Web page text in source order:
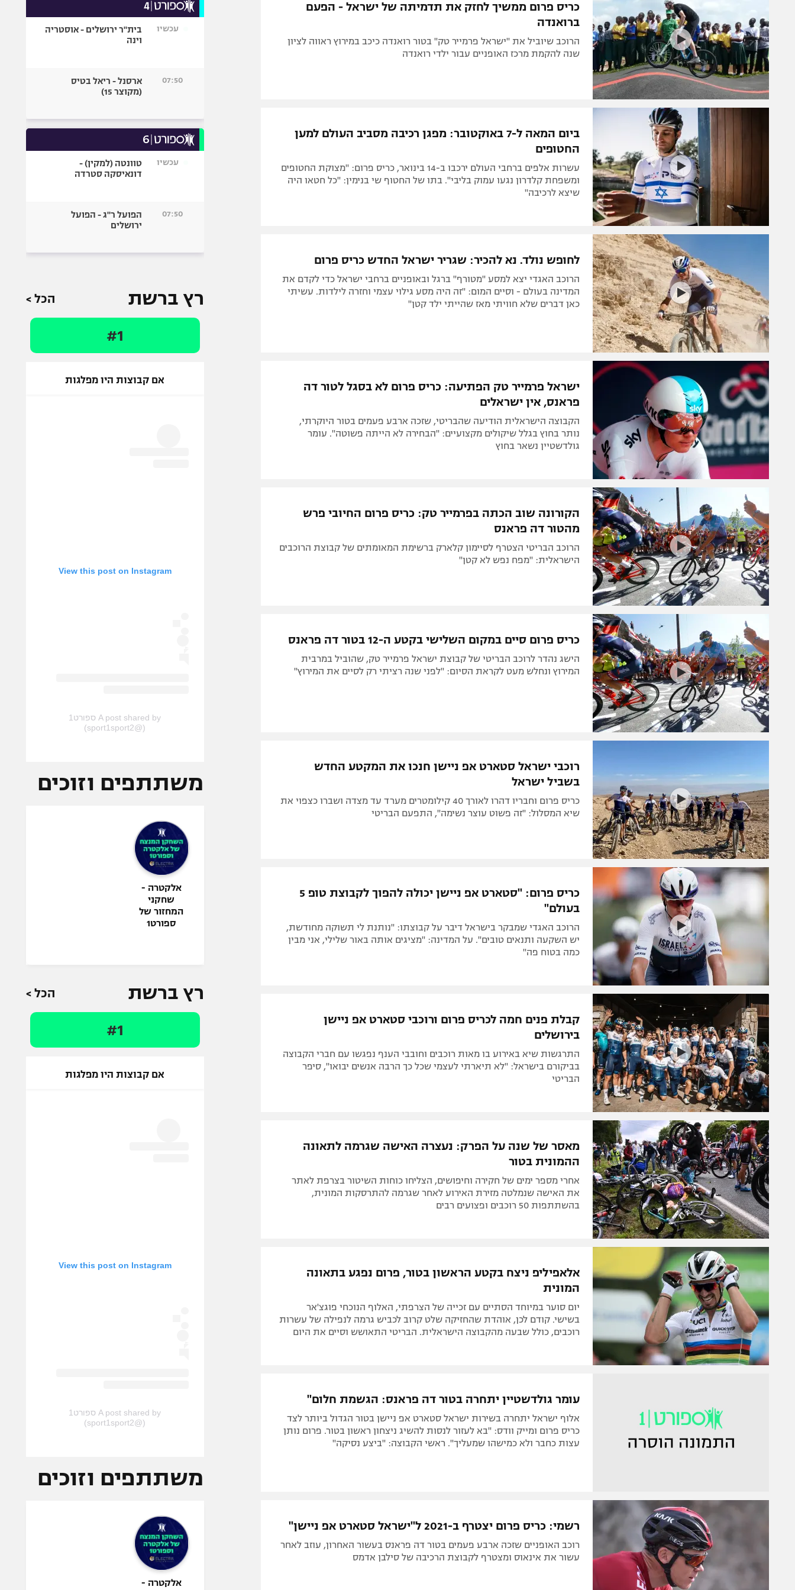
כריס פרום ממשיך לחזק את תדמיתה של ישראל - הפעם
ברואנדה
הרוכב שיוביל את "ישראל פרמייר טק" בטור רואנדה כיכב במירוץ ראווה לציון
שנה להקמת מרכז האופניים עבור ילדי רואנדה
ביום המאה ל-7 באוקטובר: מפגן רכיבה מסביב העולם למען
החטופים
עשרות אלפים ברחבי העולם ירכבו ב-14 בינואר, כריס פרום: "מצוקת החטופים
ומשפחת קלדרון נגעו עמוק בליבי". בתו של החטוף שי בנימין: "כל חטאו היה
שיצא לרכיבה"
‎הרוכב האגדי יצא למסע "מטורף" ברגל ובאופניים ברחבי ישראל כדי לקדם את
המדינה בעולם - וסיים המום: ‎"זה היה מסע גילוי עצמי וחזרה לילדות. עשיתי
כאן דברים שלא חוויתי מאז שהייתי ילד קטן"
ישראל פרמייר טק הפתיעה: כריס פרום לא בסגל לטור דה
פראנס, אין ישראלים
הקבוצה הישראלית הודיעה שהבריטי, שזכה ארבע פעמים בטור היוקרתי,
נותר בחוץ בגלל שיקולים מקצועיים: "הבחירה לא הייתה פשוטה". עומר
גולדשטיין נשאר בחוץ
הקורונה שוב הכתה בפרמייר טק: כריס פרום החיובי פרש
מהטור דה פראנס
הרוכב הבריטי הצטרף לסיימון קלארק ברשימת המאומתים של קבוצת הרוכבים
הישראלית: "מפח נפש לא קטן"
כריס פרום סיים במקום השלישי בקטע ה-12 בטור דה פראנס
הישג נהדר לרוכב הבריטי של קבוצת ישראל פרמייר טק, שהוביל במרבית
המירוץ ונחלש מעט לקראת הסיום: "לפני שנה רציתי רק לסיים את המירוץ"
רוכבי ישראל סטארט אפ ניישן חנכו את המקטע החדש
בשביל ישראל
כריס פרום וחבריו דהרו לאורך 40 קילומטרים מערד עד מצדה ושברו כצפוי את
שיא המסלול: "זה פשוט עוצר נשימה", התפעם הבריטי
כריס פרום: "סטארט אפ ניישן יכולה להפוך לקבוצת טופ 5
בעולם"
הרוכב האגדי שמבקר בישראל דיבר על קבוצתו: "נותנת לי תשוקה מחודשת,
יש השקעה ותנאים טובים". על המדינה: "מציגים אותה באור שלילי, אני מבין
כמה בטוח פה"
קבלת פנים חמה לכריס פרום ורוכבי סטארט אפ ניישן
בירושלים
התרגשות שיא באירוע בו מאות רוכבים וחובבי הענף נפגשו עם חברי הקבוצה
בביקורם בישראל: "לא תיארתי לעצמי שכל כך הרבה אנשים יבואו", סיפר
הבריטי
מאסר של שנה על הפרק: נעצרה האישה שגרמה לתאונה
ההמונית בטור
אחרי מספר ימים של חקירה וחיפושים, הצליחו כוחות השיטור בצרפת לאתר
את האישה שנמלטה מזירת האירוע לאחר שגרמה להתרסקות המונית,
בהשתתפות 50 רוכבים ופצועים רבים
אלאפיליפ ניצח בקטע הראשון בטור, פרום נפגע בתאונה
המונית
יום סוער במיוחד הסתיים עם זכייה של הצרפתי, האלוף הנוכחי פוגצ'אר
בשישי. קודם לכן, אוהדת שהחזיקה שלט קרוב לכביש גרמה לנפילה של עשרות
רוכבים, כולל שבעה מהקבוצה הישראלית. הבריטי התאושש וסיים את היום
עומר גולדשטיין יתחרה בטור דה פראנס: הגשמת חלום"
אלוף ישראל יתחרה בשירות ישראל סטארט אפ ניישן בטור הגדול ביותר לצד
כריס פרום ומייק וודס: "בא לעזור לנסות להשיג ניצחון ראשון בטור. פרום נותן
עצות כחבר ולא כמישהו שמעליך". ראשי הקבוצה: "ביצע נסיקה"
רשמי: כריס פרום יצטרף ב-2021 ל"ישראל סטארט אפ ניישן"
רוכב האופניים שזכה ארבע פעמים בטור דה פראנס בעשור האחרון, עוזב לאחר
עשור את אינאוס ומצטרף לקבוצת הרכיבה של סילבן אדמס
עכשיו
בית"ר ירושלים - אוסטריה
וינה
07:50
ארסנל - ריאל בטיס
(מקוצר 15)
עכשיו
טוונטה (למקין) -
דונאיסקה סטרדה
07:50
הפועל ר"ג - הפועל
ירושלים
רץ ברשת הכל >
#1
אם קבוצות היו מפלגות
View this post on Instagram
A post shared by ספורט1
(@sport1sport2)
משתתפים וזוכים
אלקטרה -
שחקני
המחזור של
ספורט1
רץ ברשת הכל >
#1
אם קבוצות היו מפלגות
View this post on Instagram
A post shared by ספורט1
(@sport1sport2)
משתתפים וזוכים
אלקטרה -